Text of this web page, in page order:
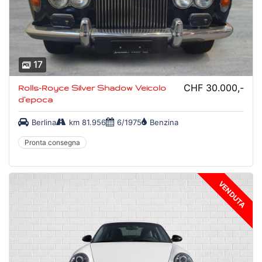
17
Rolls-Royce Silver Shadow Veicolo
d’epoca
CHF 30.000,-
Berlina km 81.956 6/1975 Benzina
Pronta consegna
VENDUTA